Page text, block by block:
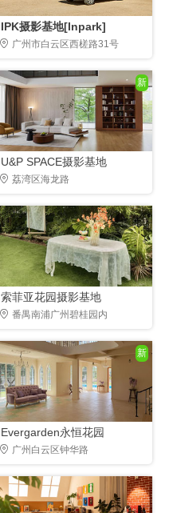
IPK摄影基地[Inpark]
广州市白云区西槎路31号
新
U&P SPACE摄影基地
荔湾区海龙路
索菲亚花园摄影基地
番禺南浦广州碧桂园内
新
Evergarden永恒花园
广州白云区钟华路